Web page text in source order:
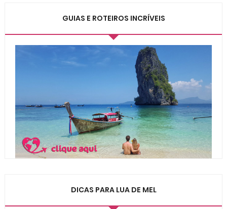
GUIAS E ROTEIROS INCRÍVEIS
DICAS PARA LUA DE MEL